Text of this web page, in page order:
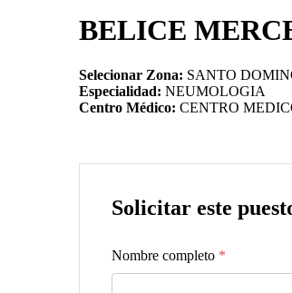
BELICE
Selecionar Zona: SANTO
Especialidad: NEUMOLOGIA
Centro Médico: CENTRO
Solicitar este
Nombre completo *